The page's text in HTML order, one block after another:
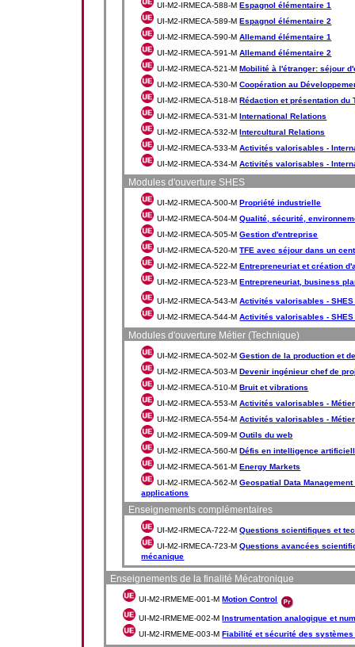
UI-M2-IRMECA-588-MEspagnol élémentaire 1
UI-M2-IRMECA-589-MEspagnol élémentaire 2
UI-M2-IRMECA-590-MAllemand élémentaire 1
UI-M2-IRMECA-591-MAllemand élémentaire 2
UI-M2-IRMECA-521-MMobilité à l'étranger: séjour
UI-M2-IRMECA-530-MCoopération au
UI-M2-IRMECA-518-MRédaction et présentation du
UI-M2-IRMECA-531-MInternational Relations
UI-M2-IRMECA-532-MIntercultural Relations
UI-M2-IRMECA-533-MActivités valorisables -
UI-M2-IRMECA-534-MActivités valorisables -
Modules d'ouverture SHES
UI-M2-IRMECA-500-MPropriété industrielle
UI-M2-IRMECA-504-MQualité, sécurité,
UI-M2-IRMECA-505-MGestion d'entreprise
UI-M2-IRMECA-520-MTFE avec séjour dans un
UI-M2-IRMECA-522-MEntrepreneuriat et création
UI-M2-IRMECA-523-MEntrepreneuriat, business
UI-M2-IRMECA-543-MActivités valorisables - SHES
UI-M2-IRMECA-544-MActivités valorisables - SHES
Modules d'ouverture Métier (Technique)
UI-M2-IRMECA-502-MGestion de la production et
UI-M2-IRMECA-503-MDevenir ingénieur chef de
UI-M2-IRMECA-510-MBruit et vibrations
UI-M2-IRMECA-553-MActivités valorisables -
UI-M2-IRMECA-554-MActivités valorisables -
UI-M2-IRMECA-509-MOutils du web
UI-M2-IRMECA-560-MDéfis en intelligence
UI-M2-IRMECA-561-MEnergy Markets
UI-M2-IRMECA-562-MGeospatial Data
applications
Enseignements complémentaires
UI-M2-IRMECA-722-MQuestions scientifiques et
UI-M2-IRMECA-723-MQuestions avancées
mécanique
Enseignements de la finalité Mécatronique
UI-M2-IRMEME-001-MMotion Control
UI-M2-IRMEME-002-MInstrumentation analogique et
UI-M2-IRMEME-003-MFiabilité et sécurité des